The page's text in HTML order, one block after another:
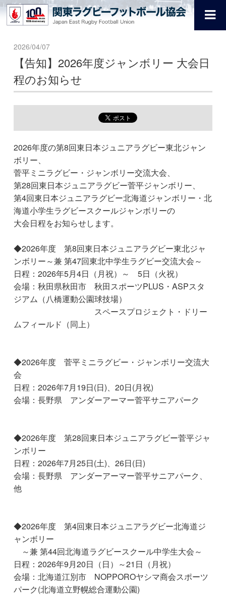
2026/04/07
【告知】2026年度ジャンボリー 大会日
程のお知らせ
2026年度の第8回東日本ジュニアラグビー東北ジャン
ボリー、
菅平ミニラグビー・ジャンボリー交流大会、
第28回東日本ジュニアラグビー菅平ジャンボリー、
第4回東日本ジュニアラグビー北海道ジャンボリー・北
海道小学生ラグビースクールジャンボリーの
大会日程をお知らせします。
◆2026年度 第8回東日本ジュニアラグビー東北ジャ
ンボリー～兼 第47回東北中学生ラグビー交流大会～
日程：2026年5月4日（月祝）～ 5日（火祝）
会場：秋田県秋田市 秋田スポーツPLUS・ASPスタ
ジアム（八橋運動公園球技場）
スペースプロジェクト・ドリー
ムフィールド（同上）
◆2026年度 菅平ミニラグビー・ジャンボリー交流大
会
日程：2026年7月19日(日)、20日(月祝)
会場：長野県 アンダーアーマー菅平サニアパーク
◆2026年度 第28回東日本ジュニアラグビー菅平ジャ
ンボリー
日程：2026年7月25日(土)、26日(日)
会場：長野県 アンダーアーマー菅平サニアパーク、
他
◆2026年度 第4回東日本ジュニアラグビー北海道ジ
ャンボリー
～兼 第44回北海道ラグビースクール中学生大会～
日程：2026年9月20日（日）～21日（月祝）
会場：北海道江別市 NOPPOROヤシマ商会スポーツ
パーク(北海道立野幌総合運動公園)